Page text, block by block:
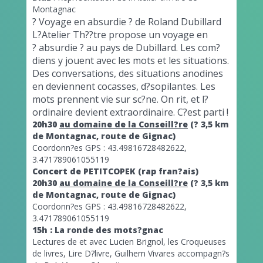
Montagnac
? Voyage en absurdie ? de Roland Dubillard
L?Atelier Th??tre propose un voyage en
? absurdie ? au pays de Dubillard. Les com?
diens y jouent avec les mots et les situations.
Des conversations, des situations anodines
en deviennent cocasses, d?sopilantes. Les
mots prennent vie sur sc?ne. On rit, et l?
ordinaire devient extraordinaire. C?est parti !
20h30 au domaine de la Conseill?re (? 3,5 km
de Montagnac, route de Gignac)
Coordonn?es GPS : 43.49816728482622,
3.471789061055119
Concert de PETITCOPEK (rap fran?ais)
20h30 au domaine de la Conseill?re (? 3,5 km
de Montagnac, route de Gignac)
Coordonn?es GPS : 43.49816728482622,
3.471789061055119
15h : La ronde des mots?gnac
Lectures de et avec Lucien Brignol, les Croqueuses
de livres, Lire D?livre, Guilhem Vivares accompagn?s